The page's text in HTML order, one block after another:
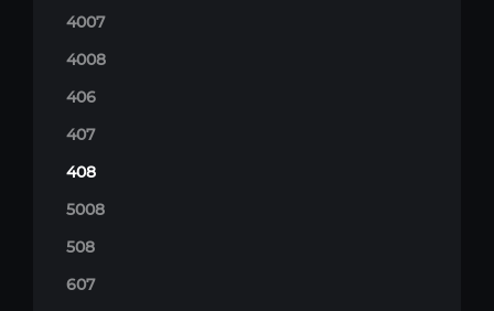
4007
4008
406
407
408
5008
508
607